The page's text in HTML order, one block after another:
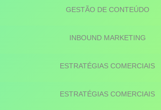
GESTÃO DE CONTEÚDO
INBOUND MARKETING
ESTRATÉGIAS COMERCIAIS
ESTRATÉGIAS COMERCIAIS